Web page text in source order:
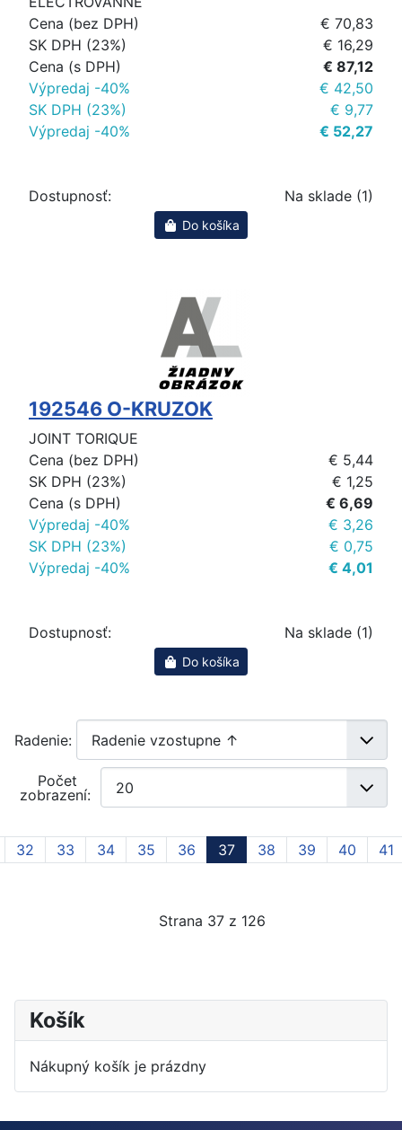
Cena (bez DPH)
€ 70,83
SK DPH (23%)
€ 16,29
Cena (s DPH)
€ 87,12
Výpredaj -40%
€ 42,50
SK DPH (23%)
€ 9,77
Výpredaj -40%
€ 52,27
Dostupnosť: Na sklade (1)
Do košíka
192546 O-KRUZOK
JOINT TORIQUE
Cena (bez DPH)
€ 5,44
SK DPH (23%)
€ 1,25
Cena (s DPH)
€ 6,69
Výpredaj -40%
€ 3,26
SK DPH (23%)
€ 0,75
Výpredaj -40%
€ 4,01
Dostupnosť: Na sklade (1)
Do košíka
Radenie:
Počet
zobrazení:
32 33 34 35 36 37 38 39 40 41
Strana 37 z 126
Košík
Nákupný košík je prázdny